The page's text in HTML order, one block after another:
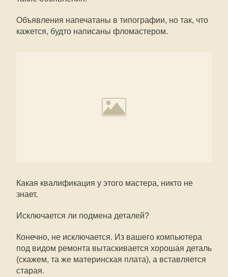
Объявления напечатаны в типографии, но так, что
кажется, будто написаны фломастером.
Какая квалификация у этого мастера, никто не
знает.
Исключается ли подмена деталей?
Конечно, не исключается. Из вашего компьютера
под видом ремонта вытаскивается хорошая деталь
(скажем, та же материнская плата), а вставляется
старая.